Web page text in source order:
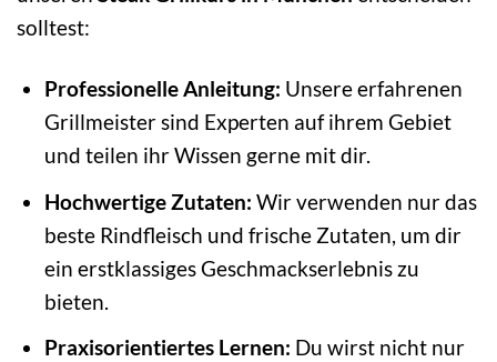
solltest:
Professionelle Anleitung: Unsere erfahrenen
Grillmeister sind Experten auf ihrem Gebiet
und teilen ihr Wissen gerne mit dir.
Hochwertige Zutaten: Wir verwenden nur das
beste Rindfleisch und frische Zutaten, um dir
ein erstklassiges Geschmackserlebnis zu
bieten.
Praxisorientiertes Lernen: Du wirst nicht nur